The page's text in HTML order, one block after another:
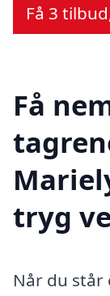
Få 3
Få
tryg
Når du